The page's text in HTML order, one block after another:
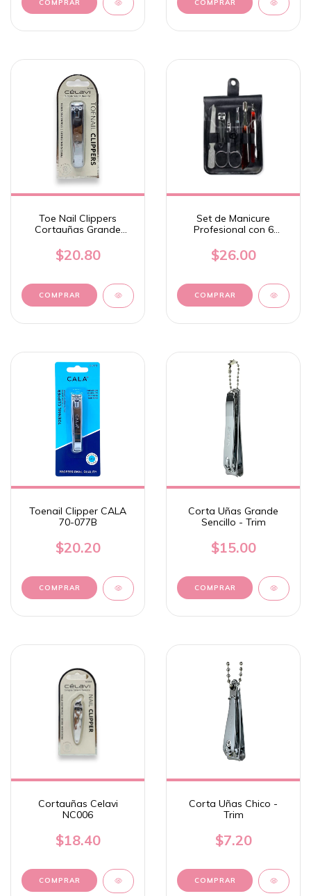
COMPRAR
Toe Nail Clippers
Cortauñas Grande
$20.80
Set de Manicure
Profesional con 6
$26.00
Toenail Clipper CALA
70-077B
$20.20
Corta Uñas Grande
Sencillo - Trim
$15.00
Cortauñas Celavi
NC006
$18.40
Corta Uñas Chico -
Trim
$7.20
COMPRAR